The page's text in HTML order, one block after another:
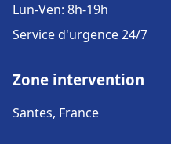
Lun-Ven: 8h-19h
Service d'urgence 24/7
Zone intervention
Santes, France